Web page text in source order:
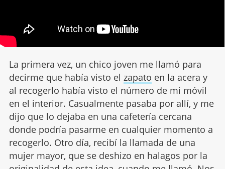
La primera vez, un chico joven me llamó para
decirme que había visto el zapato en la acera y
al recogerlo había visto el número de mi móvil
en el interior. Casualmente pasaba por allí, y me
dijo que lo dejaba en una cafetería cercana
donde podría pasarme en cualquier momento a
recogerlo. Otro día, recibí la llamada de una
mujer mayor, que se deshizo en halagos por la